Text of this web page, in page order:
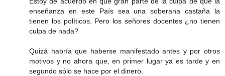
enseñanza en este País sea una soberana castaña la
tienen los políticos. Pero los señores docentes ¿no tienen
culpa de nada?
Quizá habría que haberse manifestado antes y por otros
motivos y no ahora que, en primer lugar ya es tarde y en
segundo sólo se hace por el dinero.